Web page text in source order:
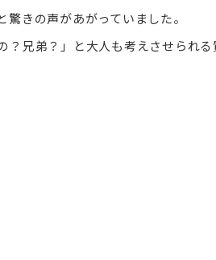
きの声があがっていました。
？兄弟？」と大人も考えさせられ